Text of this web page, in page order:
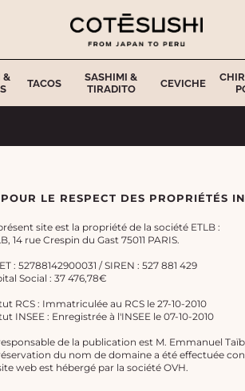
&
TACOS
SASHIMI &
TIRADITO
CEVICHE
LE RESPECT DES PROPRIÉTÉS
site est la propriété de la société ETLB :
14 rue Crespin du Gast 75011 PARIS.
: 52788142900031 / SIREN : 527 881 429
Social : 37 476,78€
RCS : Immatriculée au RCS le 27-10-2010
INSEE : Enregistrée à l'INSEE le 07-10-2010
de la publication est M. Emmanuel Taïb
du nom de domaine a été effectuée
web est hébergé par la société OVH.